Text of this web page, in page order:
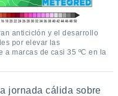
anticiclón y el desarrollo
por elevar las
a marcas de casi 35 ºC en la
jornada cálida sobre